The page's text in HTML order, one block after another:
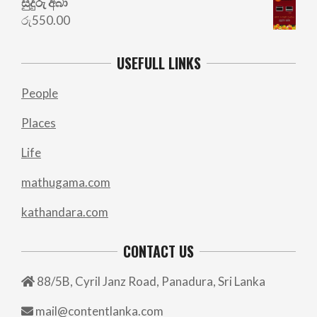
රු550.00
USEFULL LINKS
People
Places
Life
mathugama.com
kathandara.com
CONTACT US
88/5B, Cyril Janz Road, Panadura, Sri Lanka
mail@contentlanka.com